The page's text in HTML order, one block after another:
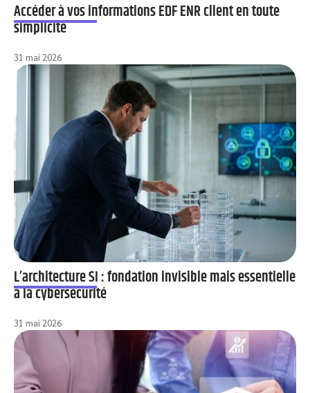
Accéder à vos informations EDF ENR client en toute
simplicité
31 mai 2026
L’architecture SI : fondation invisible mais essentielle
à la cybersécurité
31 mai 2026